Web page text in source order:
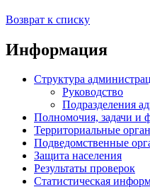
Возврат к списку
Информация
Структура
Руководство
Подразделения
Полномочия, задачи и
Территориальные
Подведомственные
Защита населения
Результаты проверок
Статистическая